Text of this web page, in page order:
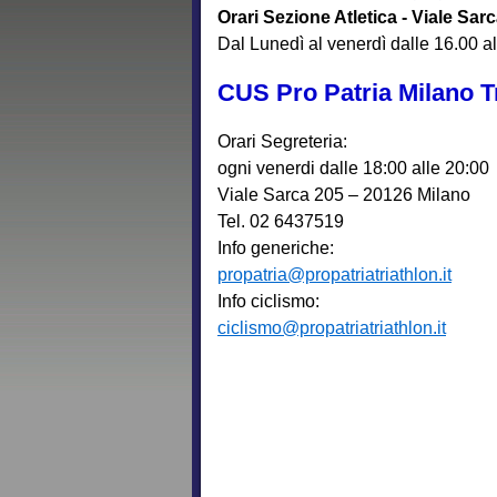
Orari Sezione Atletica - Viale
Dal Lunedì al venerdì dalle 16.00
CUS Pro Patria Milano
Orari Segreteria:
ogni venerdi dalle 18:00 alle 20:00
Viale Sarca 205 – 20126 Milano
Tel. 02 6437519
Info generiche:
propatria@propatriatriathlon.it
Info ciclismo:
ciclismo@propatriatriathlon.it